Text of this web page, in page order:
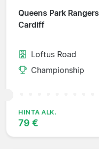
Queens Park Rangers
Cardiff
Loftus Road
Championship
HINTA ALK.
79 €